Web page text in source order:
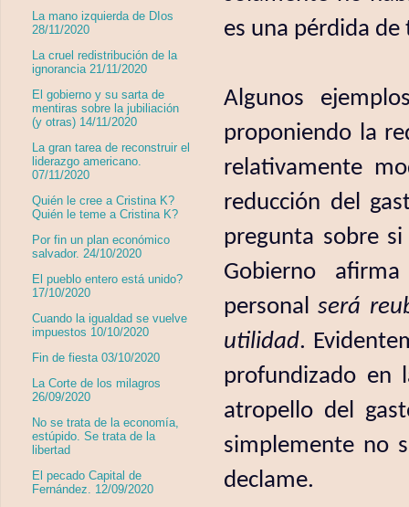
es una pérdida
Algunos
proponiendo la
relativamente
reducción del
pregunta sobre
Gobierno
personalserá
utilidad.
profundizado en
atropello del
simplemente no
declame.
La mano izquierda de DIos
28/11/2020
La cruel redistribución de la
ignorancia 21/11/2020
El gobierno y su sarta de
mentiras sobre la jubiliación
(y otras) 14/11/2020
La gran tarea de reconstruir el
liderazgo americano.
07/11/2020
Quién le cree a Cristina K?
Quién le teme a Cristina K?
Por fin un plan económico
salvador. 24/10/2020
El pueblo entero está unido?
17/10/2020
Cuando la igualdad se vuelve
impuestos 10/10/2020
Fin de fiesta 03/10/2020
La Corte de los milagros
26/09/2020
No se trata de la economía,
estúpido. Se trata de la
libertad
El pecado Capital de
Fernández. 12/09/2020